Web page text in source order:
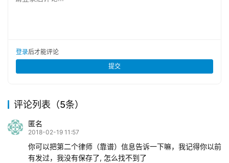
登录后才能评论
提交
评论列表（5条）
匿名
2018-02-19 11:57
你可以把第二个律师（靠谱）信息告诉一下嘛，我记得你以前
有发过，我没有保存了, 怎么找不到了